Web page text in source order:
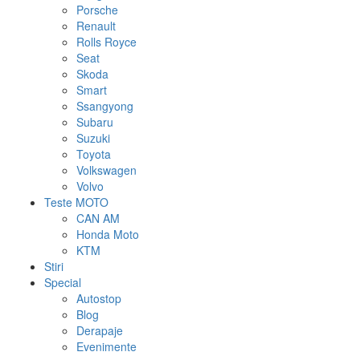
Porsche
Renault
Rolls Royce
Seat
Skoda
Smart
Ssangyong
Subaru
Suzuki
Toyota
Volkswagen
Volvo
Teste MOTO
CAN AM
Honda Moto
KTM
Stiri
Special
Autostop
Blog
Derapaje
Evenimente